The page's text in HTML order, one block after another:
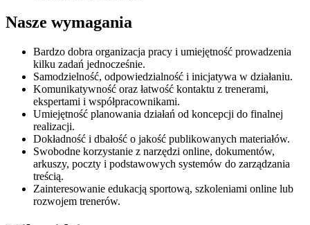
Nasze wymagania
Bardzo dobra organizacja pracy i umiejętność prowadzenia
kilku zadań jednocześnie.
Samodzielność, odpowiedzialność i inicjatywa w działaniu.
Komunikatywność oraz łatwość kontaktu z trenerami,
ekspertami i współpracownikami.
Umiejętność planowania działań od koncepcji do finalnej
realizacji.
Dokładność i dbałość o jakość publikowanych materiałów.
Swobodne korzystanie z narzędzi online, dokumentów,
arkuszy, poczty i podstawowych systemów do zarządzania
treścią.
Zainteresowanie edukacją sportową, szkoleniami online lub
rozwojem trenerów.